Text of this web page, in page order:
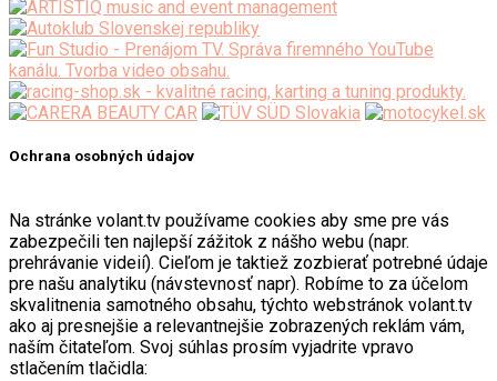
Ochrana osobných údajov
Na stránke volant.tv používame cookies aby sme pre vás
zabezpečili ten najlepší zážitok z nášho webu (napr.
prehrávanie videií). Cieľom je taktiež zozbierať potrebné údaje
pre našu analytiku (návstevnosť napr). Robíme to za účelom
skvalitnenia samotného obsahu, týchto webstránok volant.tv
ako aj presnejšie a relevantnejšie zobrazených reklám vám,
naším čitateľom. Svoj súhlas prosím vyjadrite vpravo
stlačením tlačidla: